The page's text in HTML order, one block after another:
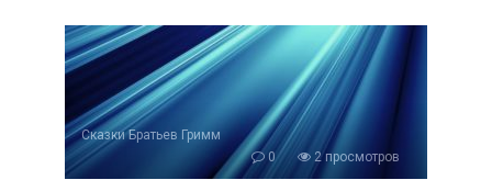
Сказки Братьев Гримм
0
2 просмотров